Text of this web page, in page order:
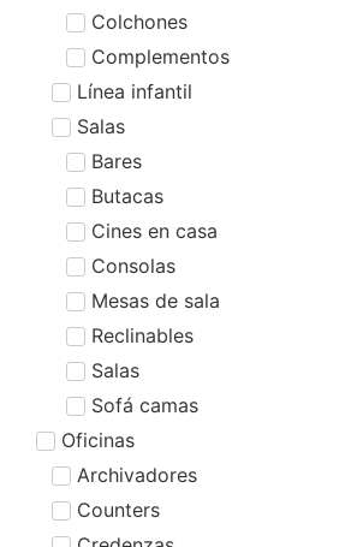
Colchones
Complementos
Línea infantil
Salas
Bares
Butacas
Cines en casa
Consolas
Mesas de sala
Reclinables
Salas
Sofá camas
Oficinas
Archivadores
Counters